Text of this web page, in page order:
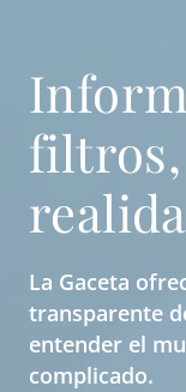
filtros,
La Gaceta
transparente
entender el
complicado.